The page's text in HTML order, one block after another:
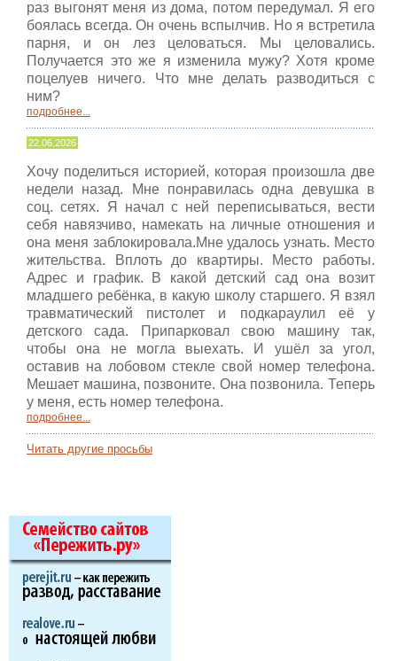
раз выгонят меня из дома, потом передумал. Я его
боялась всегда. Он очень вспылчив. Но я встретила
парня, и он лез целоваться. Мы целовались.
Получается это же я изменила мужу? Хотя кроме
поцелуев ничего. Что мне делать разводиться с
ним?
подробнее...
22.06.2026
Хочу поделиться историей, которая произошла две
недели назад. Мне понравилась одна девушка в
соц. сетях. Я начал с ней переписываться, вести
себя навязчиво, намекать на личные отношения и
она меня заблокировала.Мне удалось узнать. Место
жительства. Вплоть до квартиры. Место работы.
Адрес и график. В какой детский сад она возит
младшего ребёнка, в какую школу старшего. Я взял
травматический пистолет и подкараулил её у
детского сада. Припарковал свою машину так,
чтобы она не могла выехать. И ушёл за угол,
оставив на лобовом стекле свой номер телефона.
Мешает машина, позвоните. Она позвонила. Теперь
у меня, есть номер телефона.
подробнее...
Читать другие просьбы